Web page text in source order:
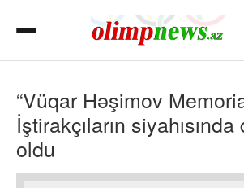
“Vüqar Həşimov
İştirakçıların
oldu